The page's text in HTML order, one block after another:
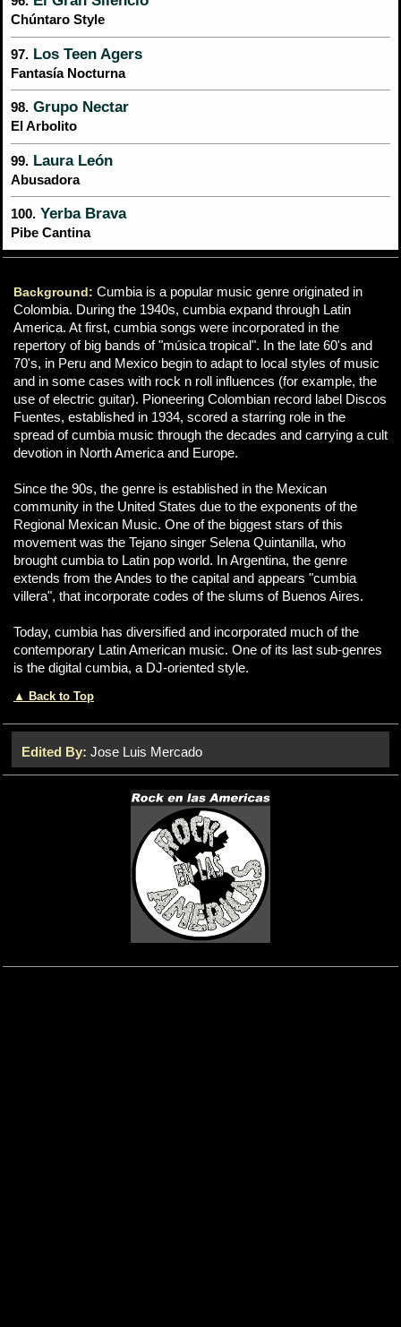
Chúntaro Style
97. Los Teen Agers
Fantasía Nocturna
98. Grupo Nectar
El Arbolito
99. Laura León
Abusadora
100. Yerba Brava
Pibe Cantina
Background: Cumbia is a popular music genre originated in
Colombia. During the 1940s, cumbia expand through Latin
America. At first, cumbia songs were incorporated in the
repertory of big bands of "música tropical". In the late 60's and
70's, in Peru and Mexico begin to adapt to local styles of music
and in some cases with rock n roll influences (for example, the
use of electric guitar). Pioneering Colombian record label Discos
Fuentes, established in 1934, scored a starring role in the
spread of cumbia music through the decades and carrying a cult
devotion in North America and Europe.
Since the 90s, the genre is established in the Mexican
community in the United States due to the exponents of the
Regional Mexican Music. One of the biggest stars of this
movement was the Tejano singer Selena Quintanilla, who
brought cumbia to Latin pop world. In Argentina, the genre
extends from the Andes to the capital and appears "cumbia
villera", that incorporate codes of the slums of Buenos Aires.
Today, cumbia has diversified and incorporated much of the
contemporary Latin American music. One of its last sub-genres
is the digital cumbia, a DJ-oriented style.
▲ Back to Top
Edited By: Jose Luis Mercado